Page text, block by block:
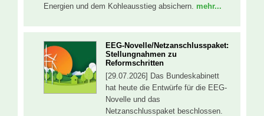
Energien und dem Kohleausstieg absichern. mehr...
EEG-Novelle/Netzanschlusspaket:
Stellungnahmen zu
Reformschritten
[29.07.2026] Das Bundeskabinett
hat heute die Entwürfe für die EEG-
Novelle und das
Netzanschlusspaket beschlossen.